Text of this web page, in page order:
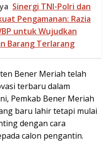
Sinergi TNI-Polri dan
Pengamanan: Razia
untuk Wujudkan
Barang Terlarang
Bener Meriah telah
terbaru dalam
Pemkab Bener Meriah
baru lahir tetapi mulai
dengan cara
calon pengantin.